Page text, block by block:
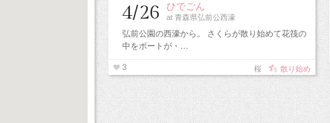
4/26 ひでごん
at 青森県弘前公西濠
弘前公園の西濠から。 さくらが散り始めて花筏の
中をボートが・…
3
桜 散り始め